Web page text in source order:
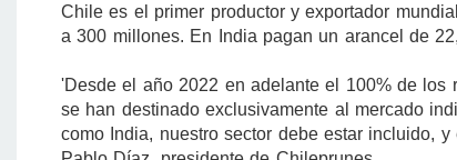
Chile es el primer productor y exportador
a 300 millones. En India pagan un arancel de
'Desde el año 2022 en adelante el 100% de los
se han destinado exclusivamente al mercado
como India, nuestro sector debe estar incluido,